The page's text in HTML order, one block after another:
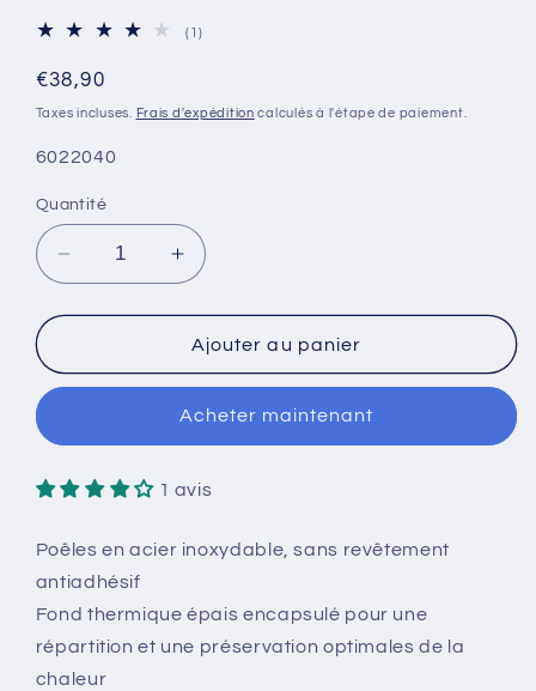
(1)1
Prix
habituel
€38,90
Taxes incluses. Frais d'expédition calculés à l'étape de paiement.
SKU:
6022040
Quantité
Réduire
la
quantité
Poêle
20
x
4.4
en
Inox
Augmenter
la
quantité
de
Poêle
cookvision
20
4.4
en
Ajouter au panier
Acheter maintenant
1 avis
Poêles en acier inoxydable, sans revêtement
antiadhésif
Fond thermique épais encapsulé pour une
répartition et une préservation optimales de la
chaleur